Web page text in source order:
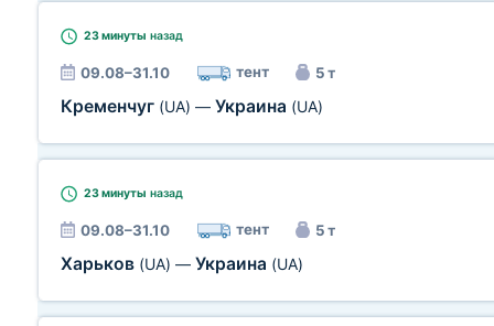
23 минуты назад
09.08–31.10 тент 5 т
Кременчуг (UA) — Украина (UA)
23 минуты назад
09.08–31.10 тент 5 т
Харьков (UA) — Украина (UA)